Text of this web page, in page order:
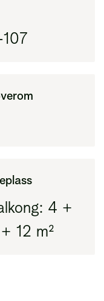
e)
4 +
12 m²